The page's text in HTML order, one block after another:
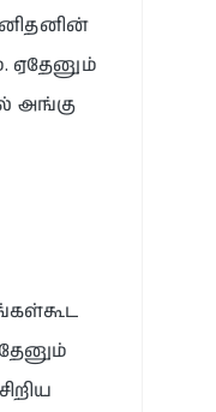
ஏதேனும்
அங்கு